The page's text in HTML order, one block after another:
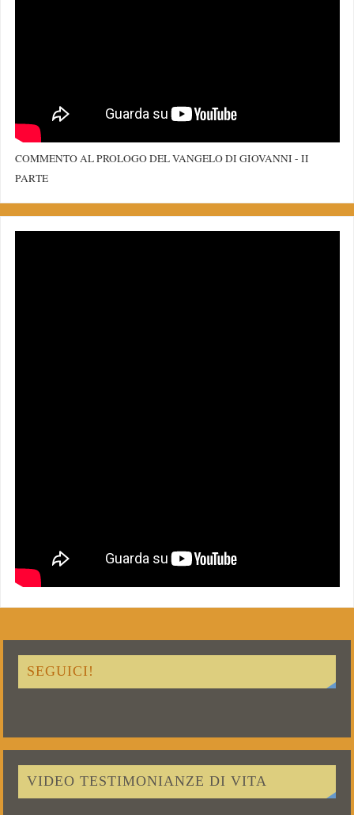
COMMENTO AL PROLOGO DEL VANGELO DI GIOVANNI - II
PARTE
SEGUICI!
VIDEO TESTIMONIANZE DI VITA